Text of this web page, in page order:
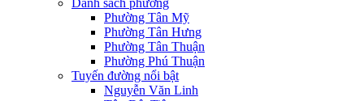
Danh sách phường
Phường Tân Mỹ
Phường Tân Hưng
Phường Tân Thuận
Phường Phú Thuận
Tuyến đường nổi bật
Nguyễn Văn Linh